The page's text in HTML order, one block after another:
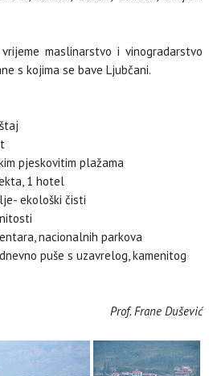
maslinarstvo i vinogradarstvo
s kojima se bave Ljubčani.
pjeskovitim plažama
1 hotel
ekološki čisti
nacionalnih parkova
puše s uzavrelog, kamenitog
Prof. Frane Dušević